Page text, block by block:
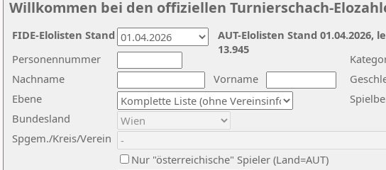
Willkommen bei den offiziellen Turnierschach-
Nachname
Vorname
Ebene
Personennummer
Bundesland
Spgem./Kreis/Verein
Nur "österreichische" Spieler (Land=AUT)
AUT-Elolisten Stand
13.945
FIDE-Elolisten Stand